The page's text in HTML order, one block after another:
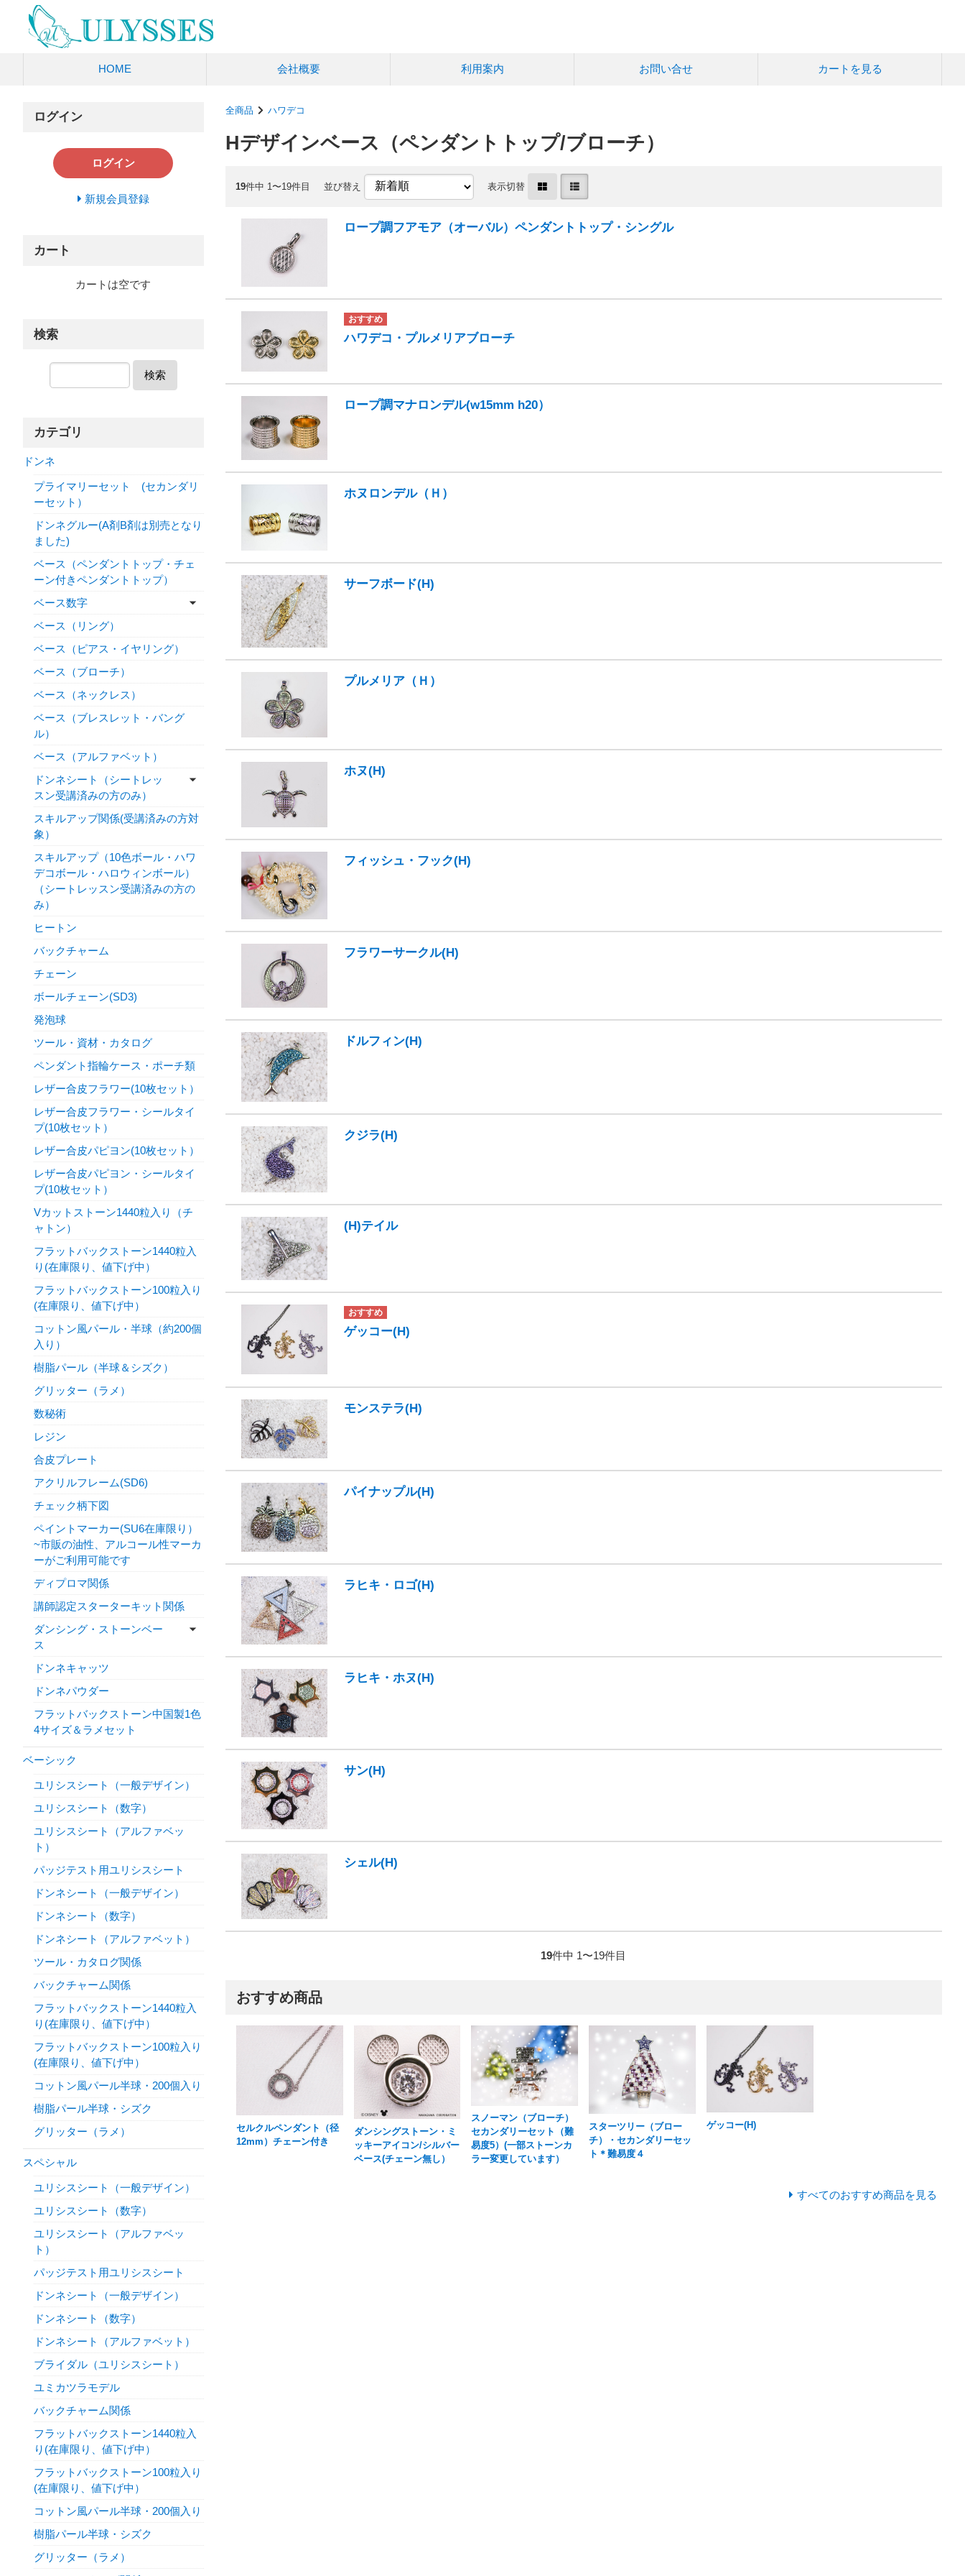
HOME 会社概要 利用案内 お問い合せ カートを見る
全商品 ハワデコ
Hデザインベース（ペンダントトップ/ブローチ）
19件中 1〜19件目 並び替え 表示切替
ロープ調フアモア（オーバル）ペンダントトップ・シングル
ハワデコ・プルメリアブローチ
ロープ調マナロンデル(w15mm h20）
ホヌロンデル（Ｈ）
サーフボード(H)
プルメリア（Ｈ）
ホヌ(H)
フィッシュ・フック(H)
フラワーサークル(H)
ドルフィン(H)
クジラ(H)
(H)テイル
ゲッコー(H)
モンステラ(H)
パイナップル(H)
ラヒキ・ロゴ(H)
ラヒキ・ホヌ(H)
サン(H)
シェル(H)
19件中 1〜19件目
おすすめ商品
セルクルペンダント（径
12mm）チェーン付き
ダンシングストーン・ミ
ッキーアイコン/シルバー
ベース(チェーン無し）
スノーマン（ブローチ）
セカンダリーセット（難
易度5）(一部ストーンカ
ラー変更しています）
スターツリー（ブロー
チ）・セカンダリーセッ
ト＊難易度４
ゲッコー(H)
すべてのおすすめ商品を見る
ログイン
ログイン
新規会員登録
カート
カートは空です
検索
検索
カテゴリ
ドンネ
プライマリーセット (セカンダリ
ーセット）
ドンネグルー(A剤B剤は別売となり
ました)
ベース（ペンダントトップ・チェ
ーン付きペンダントトップ）
ベース数字
ベース（リング）
ベース（ピアス・イヤリング）
ベース（ブローチ）
ベース（ネックレス）
ベース（ブレスレット・バング
ル）
ベース（アルファベット）
ドンネシート（シートレッ
スン受講済みの方のみ）
スキルアップ関係(受講済みの方対
象）
スキルアップ（10色ボール・ハワ
デコボール・ハロウィンボール）
（シートレッスン受講済みの方の
み）
ヒートン
バックチャーム
チェーン
ボールチェーン(SD3)
発泡球
ツール・資材・カタログ
ペンダント指輪ケース・ポーチ類
レザー合皮フラワー(10枚セット）
レザー合皮フラワー・シールタイ
プ(10枚セット）
レザー合皮パピヨン(10枚セット）
レザー合皮パピヨン・シールタイ
プ(10枚セット）
Vカットストーン1440粒入り（チ
ャトン）
フラットバックストーン1440粒入
り(在庫限り、値下げ中）
フラットバックストーン100粒入り
(在庫限り、値下げ中）
コットン風パール・半球（約200個
入り）
樹脂パール（半球＆シズク）
グリッター（ラメ）
数秘術
レジン
合皮プレート
アクリルフレーム(SD6)
チェック柄下図
ペイントマーカー(SU6在庫限り）
~市販の油性、アルコール性マーカ
ーがご利用可能です
ディプロマ関係
講師認定スターターキット関係
ダンシング・ストーンベー
ス
ドンネキャッツ
ドンネパウダー
フラットバックストーン中国製1色
4サイズ＆ラメセット
ベーシック
ユリシスシート（一般デザイン）
ユリシスシート（数字）
ユリシスシート（アルファベッ
ト）
パッジテスト用ユリシスシート
ドンネシート（一般デザイン）
ドンネシート（数字）
ドンネシート（アルファベット）
ツール・カタログ関係
バックチャーム関係
フラットバックストーン1440粒入
り(在庫限り、値下げ中）
フラットバックストーン100粒入り
(在庫限り、値下げ中）
コットン風パール半球・200個入り
樹脂パール半球・シズク
グリッター（ラメ）
スペシャル
ユリシスシート（一般デザイン）
ユリシスシート（数字）
ユリシスシート（アルファベッ
ト）
パッジテスト用ユリシスシート
ドンネシート（一般デザイン）
ドンネシート（数字）
ドンネシート（アルファベット）
ブライダル（ユリシスシート）
ユミカツラモデル
バックチャーム関係
フラットバックストーン1440粒入
り(在庫限り、値下げ中）
フラットバックストーン100粒入り
(在庫限り、値下げ中）
コットン風パール半球・200個入り
樹脂パール半球・シズク
グリッター（ラメ）